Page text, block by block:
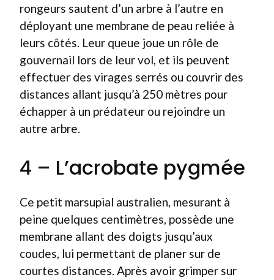
rongeurs sautent d’un arbre à l’autre en
déployant une membrane de peau reliée à
leurs côtés. Leur queue joue un rôle de
gouvernail lors de leur vol, et ils peuvent
effectuer des virages serrés ou couvrir des
distances allant jusqu’à 250 mètres pour
échapper à un prédateur ou rejoindre un
autre arbre.
4 – L’acrobate pygmée
Ce petit marsupial australien, mesurant à
peine quelques centimètres, possède une
membrane allant des doigts jusqu’aux
coudes, lui permettant de planer sur de
courtes distances. Après avoir grimper sur